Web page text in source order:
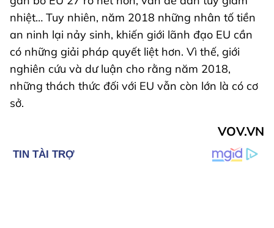
nhiệt… Tuy nhiên, năm 2018 những nhân tố tiền
an ninh lại nảy sinh, khiến giới lãnh đạo EU cần
có những giải pháp quyết liệt hơn. Vì thế, giới
nghiên cứu và dư luận cho rằng năm 2018,
những thách thức đối với EU vẫn còn lớn là có cơ
sở.
VOV.VN